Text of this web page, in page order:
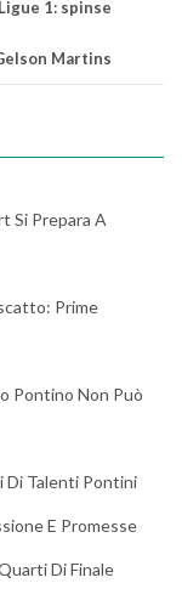
Ligue 1: spinse
Martins
Si Prepara A
Prime
Pontino Non Può
Di Talenti Pontini
E Promesse
Di Finale